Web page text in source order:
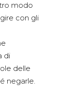
modo
con gli
di
delle
negarle.